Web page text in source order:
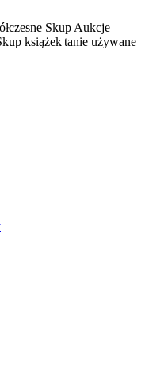
Skup Aukcje
książek|tanie używane